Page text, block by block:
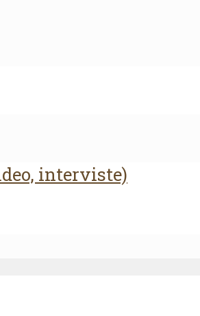
interviste)